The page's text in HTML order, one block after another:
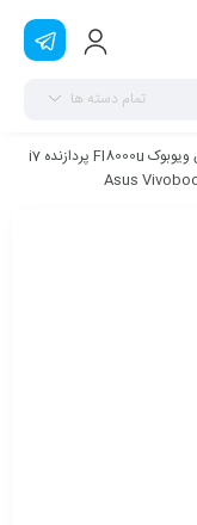
تمام دسته ها
لپ تاپ 15 اینچ ایسوس ویوبوک Fl8000u پردازنده i7